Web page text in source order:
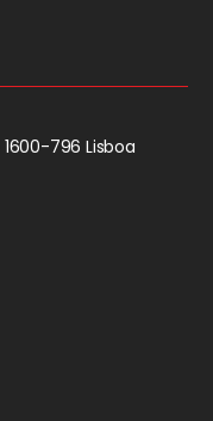
1600-796 Lisboa